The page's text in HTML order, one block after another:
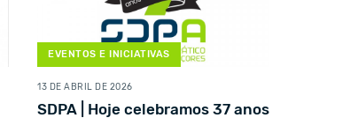
EVENTOS E INICIATIVAS
13 DE ABRIL DE 2026
SDPA | Hoje celebramos 37 anos